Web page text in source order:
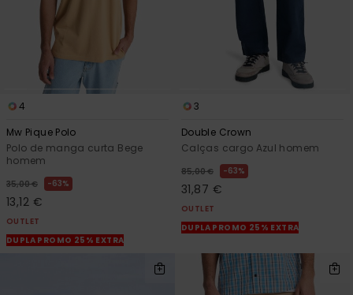
4
Mw Pique Polo
Polo de manga curta Bege
homem
35,00 € 63%
13,12 €
OUTLET
DUPLA PROMO 25% EXTRA
3
Double Crown
Calças cargo Azul homem
85,00 € 63%
31,87 €
OUTLET
DUPLA PROMO 25% EXTRA